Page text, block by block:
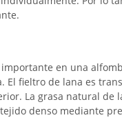
en una
fieltro de lana es
La grasa natural de
denso mediante